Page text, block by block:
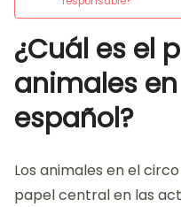
¿Cuál es el
animales
español?
Los animales en el
papel central en las